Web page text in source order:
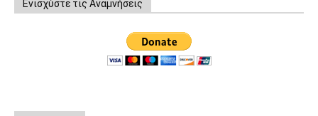
Ενισχύστε τις Αναμνήσεις